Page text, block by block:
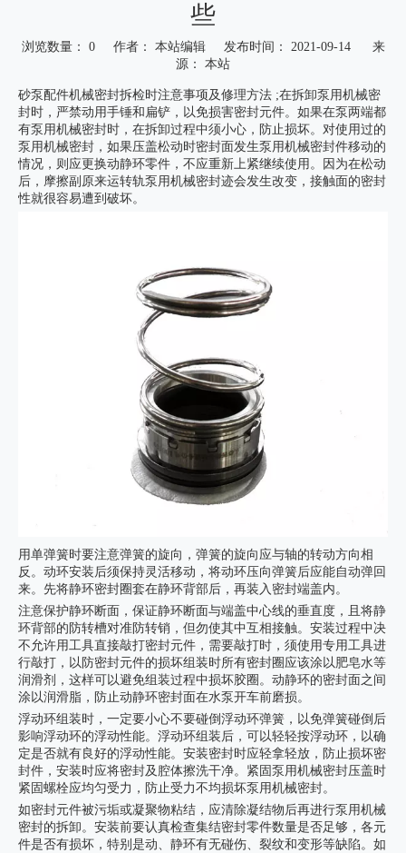
些
浏览数量： 0作者： 本站编辑 发布时间： 2021-09-14 来
源： 本站
["wechat","weibo","qzone","douban","email"]
砂泵配件机械密封拆检时注意事项及修理方法 ;在拆卸泵用机械密
封时，严禁动用手锤和扁铲，以免损害密封元件。如果在泵两端都
有泵用机械密封时，在拆卸过程中须小心，防止损坏。对使用过的
泵用机械密封，如果压盖松动时密封面发生泵用机械密封件移动的
情况，则应更换动静环零件，不应重新上紧继续使用。因为在松动
后，摩擦副原来运转轨泵用机械密封迹会发生改变，接触面的密封
性就很容易遭到破坏。
用单弹簧时要注意弹簧的旋向，弹簧的旋向应与轴的转动方向相
反。动环安装后须保持灵活移动，将动环压向弹簧后应能自动弹回
来。先将静环密封圈套在静环背部后，再装入密封端盖内。
注意保护静环断面，保证静环断面与端盖中心线的垂直度，且将静
环背部的防转槽对准防转销，但勿使其中互相接触。安装过程中决
不允许用工具直接敲打密封元件，需要敲打时，须使用专用工具进
行敲打，以防密封元件的损坏组装时所有密封圈应该涂以肥皂水等
润滑剂，这样可以避免组装过程中损坏胶圈。动静环的密封面之间
涂以润滑脂，防止动静环密封面在水泵开车前磨损。
浮动环组装时，一定要小心不要碰倒浮动环弹簧，以免弹簧碰倒后
影响浮动环的浮动性能。浮动环组装后，可以轻轻按浮动环，以确
定是否就有良好的浮动性能。安装密封时应轻拿轻放，防止损坏密
封件，安装时应将密封及腔体擦洗干净。紧固泵用机械密封压盖时
紧固螺栓应均匀受力，防止受力不均损坏泵用机械密封。
如密封元件被污垢或凝聚物粘结，应清除凝结物后再进行泵用机械
密封的拆卸。安装前要认真检查集结密封零件数量是否足够，各元
件是否有损坏，特别是动、静环有无碰伤、裂纹和变形等缺陷。如